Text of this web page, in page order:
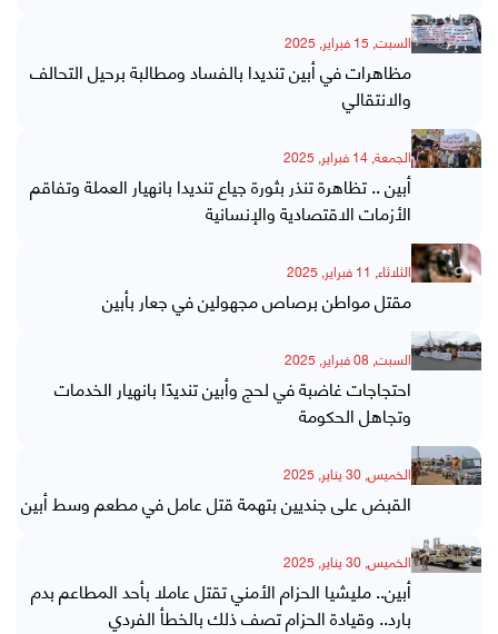
السبت, 15 فبراير, 2025
مظاهرات في أبين تنديدا بالفساد ومطالبة برحيل التحالف
والانتقالي
الجمعة, 14 فبراير, 2025
أبين .. تظاهرة تنذر بثورة جياع تنديدا بانهيار العملة وتفاقم
الأزمات الاقتصادية والإنسانية
الثلاثاء, 11 فبراير, 2025
مقتل مواطن برصاص مجهولين في جعار بأبين
السبت, 08 فبراير, 2025
احتجاجات غاضبة في لحج وأبين تنديدًا بانهيار الخدمات
وتجاهل الحكومة
الخميس, 30 يناير, 2025
القبض على جنديين بتهمة قتل عامل في مطعم وسط أبين
الخميس, 30 يناير, 2025
أبين.. مليشيا الحزام الأمني تقتل عاملا بأحد المطاعم بدم
بارد.. وقيادة الحزام تصف ذلك بالخطأ الفردي